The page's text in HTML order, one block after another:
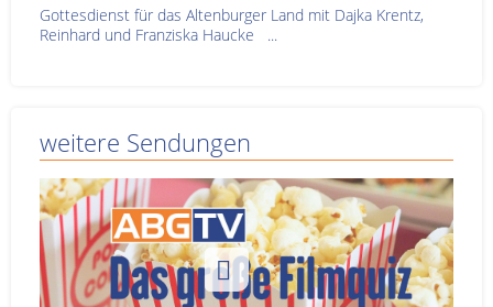
Gottesdienst für das Altenburger Land mit Dajka Krentz,
Reinhard und Franziska Haucke ...
weitere Sendungen